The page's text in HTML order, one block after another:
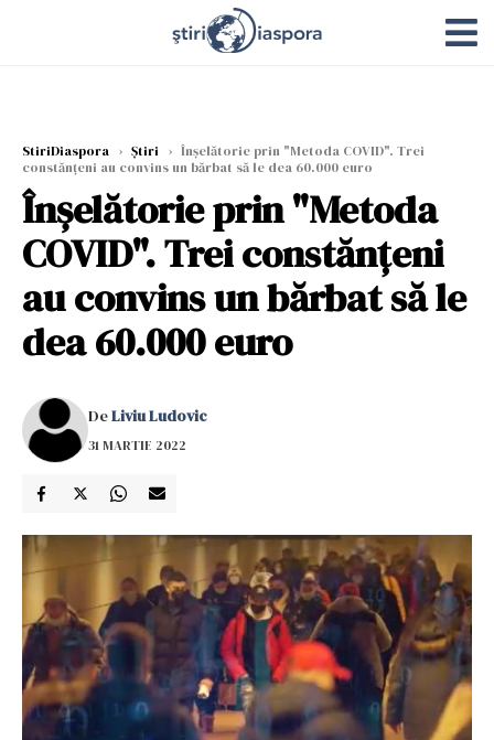
StiriDiaspora › Știri › Înșelătorie prin "Metoda COVID". Trei
constănțeni au convins un bărbat să le dea 60.000 euro
Înșelătorie prin "Metoda
COVID". Trei constănțeni
au convins un bărbat să le
dea 60.000 euro
DeLiviu Ludovic
31 MARTIE 2022